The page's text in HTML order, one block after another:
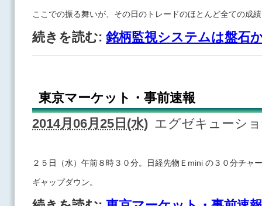
ここでの振る舞いが、その日のトレードのほとんど全ての成
続きを読む: 銘柄監視システムは盤石
東京マーケット・事前速報
2014月06月25日(水) エグゼキューシ
２５日（水）午前８時３０分。日経先物Ｅmini の３０分チャ
ギャップダウン。